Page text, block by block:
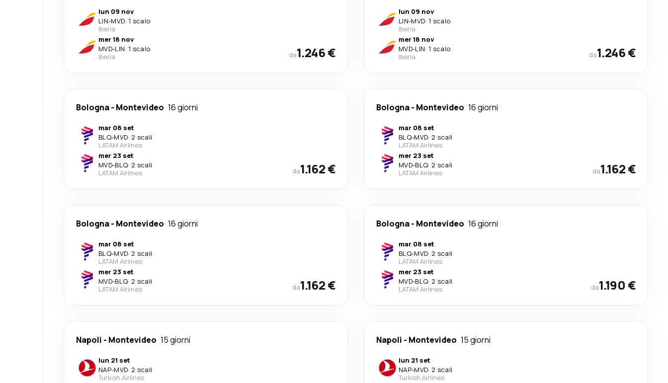
lun 09 nov
LIN-MVD· 1 scalo
Iberia
mer 18 nov
MVD-LIN· 1 scalo
Iberia
da1.246 €
lun 09 nov
LIN-MVD· 1 scalo
Iberia
mer 18 nov
MVD-LIN· 1 scalo
Iberia
da1.246 €
Bologna- Montevideo 16 giorni
mar 08 set
BLQ-MVD· 2 scali
LATAM Airlines
mer 23 set
MVD-BLQ· 2 scali
LATAM Airlines
da1.162 €
Bologna- Montevideo 16 giorni
mar 08 set
BLQ-MVD· 2 scali
LATAM Airlines
mer 23 set
MVD-BLQ· 2 scali
LATAM Airlines
da1.162 €
Bologna- Montevideo 16 giorni
mar 08 set
BLQ-MVD· 2 scali
LATAM Airlines
mer 23 set
MVD-BLQ· 2 scali
LATAM Airlines
da1.162 €
Bologna- Montevideo 16 giorni
mar 08 set
BLQ-MVD· 2 scali
LATAM Airlines
mer 23 set
MVD-BLQ· 2 scali
LATAM Airlines
da1.190 €
Napoli - Montevideo 15 giorni
lun 21 set
NAP-MVD· 2 scali
Turkish Airlines
Napoli - Montevideo 15 giorni
lun 21 set
NAP-MVD· 2 scali
Turkish Airlines